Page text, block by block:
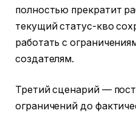
полностью прекратит
текущий статус-кво
работать с
создателям.
Третий сценарий —
ограничений до